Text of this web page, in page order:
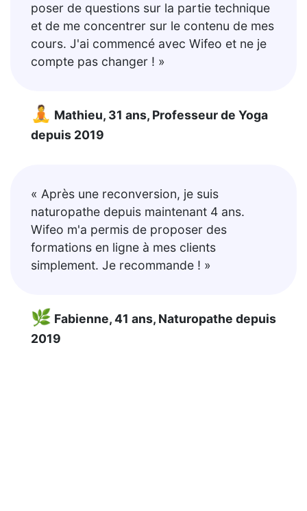
poser de questions sur la partie technique
et de me concentrer sur le contenu de mes
cours. J'ai commencé avec Wifeo et ne je
compte pas changer ! »
🧘 Mathieu, 31 ans, Professeur de Yoga
depuis 2019
« Après une reconversion, je suis
naturopathe depuis maintenant 4 ans.
Wifeo m'a permis de proposer des
formations en ligne à mes clients
simplement. Je recommande ! »
🌿 Fabienne, 41 ans, Naturopathe depuis
2019